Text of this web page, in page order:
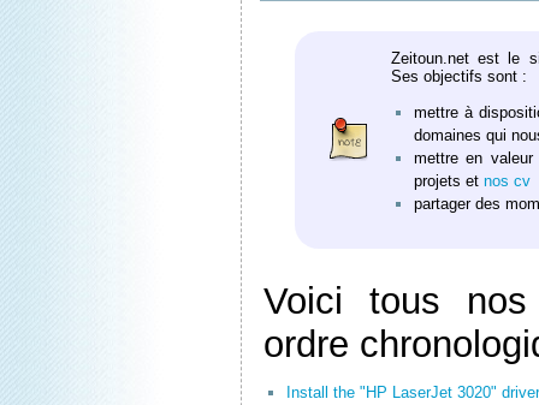
Zeitoun.net est le
Ses objectifs sont :
mettre à
domaines qui
mettre en
projets et nos cv
partager des
Voici tous
ordre
Install the "HP LaserJet 3020"